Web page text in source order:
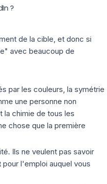
?
de la cible, et donc si
avec beaucoup de
par les couleurs, la symétrie
une personne non
la chimie de tous les
chose que la première
Ils ne veulent pas savoir
pour l'emploi auquel vous